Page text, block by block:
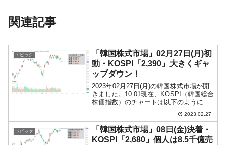
関連記事
トピック
「韓国株式市場」02月27日(月)初
動・KOSPI「2,390」大きくギャ
ップダウン！
2023年02月27日(月)の韓国株式市場が開
きました。10:01現在、KOSPI（韓国総合
株価指数）のチャートは以下のようにな
『Investing.com』より引用）。予想され
たことではありますが、がたっとギャッ
プダ...
2023.02.27
トピック
「韓国株式市場」08日(金)決着・
KOSPI「2,680」個人は8.5千億売